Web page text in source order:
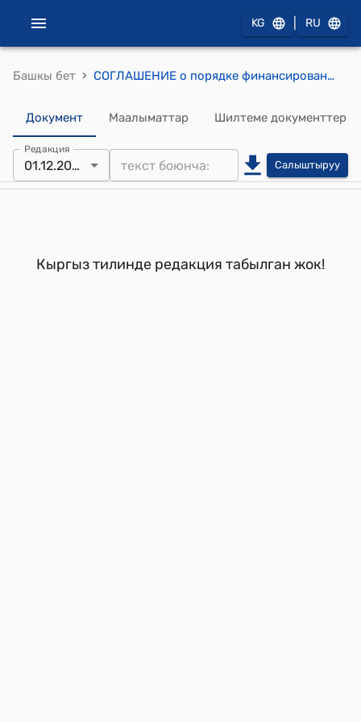
KG RU
Башкы бет › СОГЛАШЕНИЕ о порядке финансирования пограничных войск Содружества
Документ Маалыматтар Шилтеме документтер
Редакция
01.12.2000 Салыштыруу
Кыргыз тилинде редакция табылган жок!